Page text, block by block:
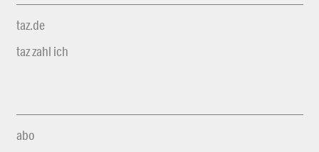
taz.de
taz zahl ich
abo